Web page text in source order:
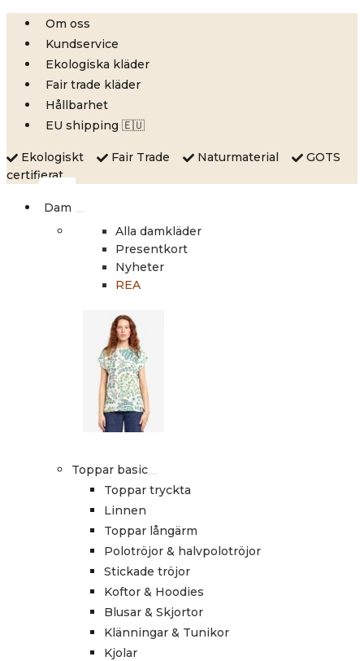
Skip
content
Om oss
Kundservice
Ekologiska kläder
Fair trade kläder
Hållbarhet
EU shipping 🇪🇺
Ekologiskt Fair Trade Naturmaterial
GOTS
certifierat
Dam
Alla damkläder
Presentkort
Nyheter
REA
Toppar basic
Toppar tryckta
Linnen
Toppar långärm
Polotröjor & halvpolotröjor
Stickade tröjor
Koftor & Hoodies
Blusar & Skjortor
Klänningar & Tunikor
Kjolar